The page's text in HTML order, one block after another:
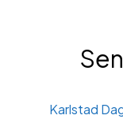
Karlstad